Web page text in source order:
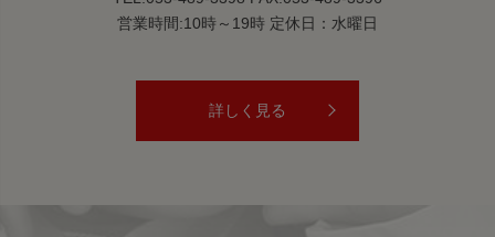
営業時間:10時～19時 定休日：水曜日
詳しく見る